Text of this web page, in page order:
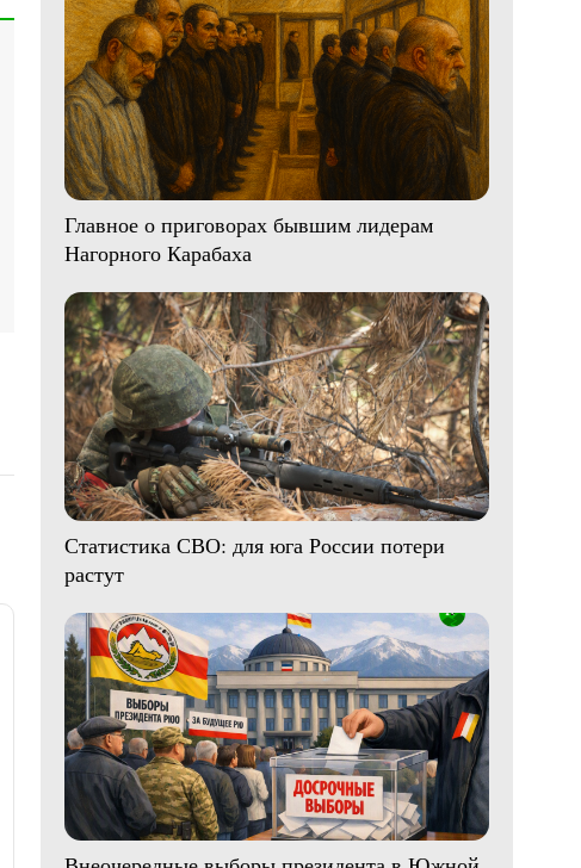
Главное о приговорах бывшим лидерам
Нагорного Карабаха
Статистика СВО: для юга России потери
растут